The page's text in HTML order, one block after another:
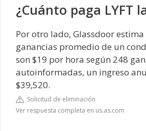
¿Cuánto paga LYFT
Por otro lado, Glassdoor
ganancias promedio de un
son $19 por hora según 248
autoinformadas, un ingreso
$39,520.
Solicitud de eliminación
Ver respuesta completa en us.as.com